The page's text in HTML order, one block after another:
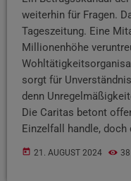
weiterhin für Fragen.
Tageszeitung. Eine
Millionenhöhe
sorgt für
denn
Die Caritas betont
Einzelfall handle,
today 21. AUGUST 2024 38